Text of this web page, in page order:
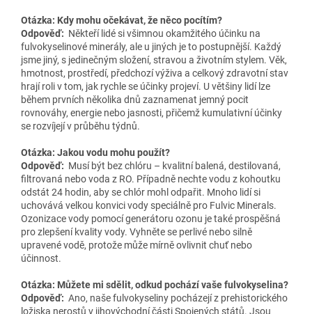
Otázka: Kdy mohu očekávat, že něco pocítím?
Odpověď: Někteří lidé si všimnou okamžitého účinku na
fulvokyselinové minerály, ale u jiných je to postupnější. Každý
jsme jiný, s jedinečným složení, stravou a životním stylem. Věk,
hmotnost, prostředí, předchozí výživa a celkový zdravotní stav
hrají roli v tom, jak rychle se účinky projeví. U většiny lidí lze
během prvních několika dnů zaznamenat jemný pocit
rovnováhy, energie nebo jasnosti, přičemž kumulativní účinky
se rozvíjejí v průběhu týdnů.
Otázka: Jakou vodu mohu použít?
Odpověď: Musí být bez chlóru – kvalitní balená, destilovaná,
filtrovaná nebo voda z RO. Případně nechte vodu z kohoutku
odstát 24 hodin, aby se chlór mohl odpařit. Mnoho lidí si
uchovává velkou konvici vody speciálně pro Fulvic Minerals.
Ozonizace vody pomocí generátoru ozonu je také prospěšná
pro zlepšení kvality vody. Vyhněte se perlivé nebo silně
upravené vodě, protože může mírně ovlivnit chuť nebo
účinnost.
Otázka: Můžete mi sdělit, odkud pochází vaše fulvokyselina?
Odpověď: Ano, naše fulvokyseliny pocházejí z prehistorického
ložiska nerostů v jihovýchodní části Spojených států. Jsou